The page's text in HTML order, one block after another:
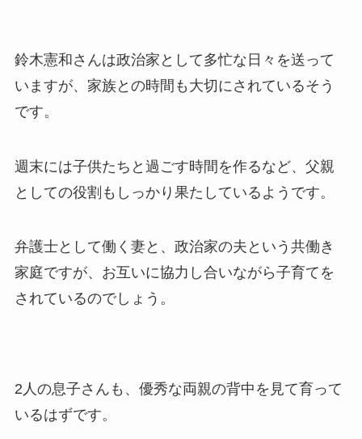
鈴木憲和さんは政治家として多忙な日々を送って
いますが、家族との時間も大切にされているそう
です。
週末には子供たちと過ごす時間を作るなど、父親
としての役割もしっかり果たしているようです。
弁護士として働く妻と、政治家の夫という共働き
家庭ですが、お互いに協力し合いながら子育てを
されているのでしょう。
2人の息子さんも、優秀な両親の背中を見て育って
いるはずです。